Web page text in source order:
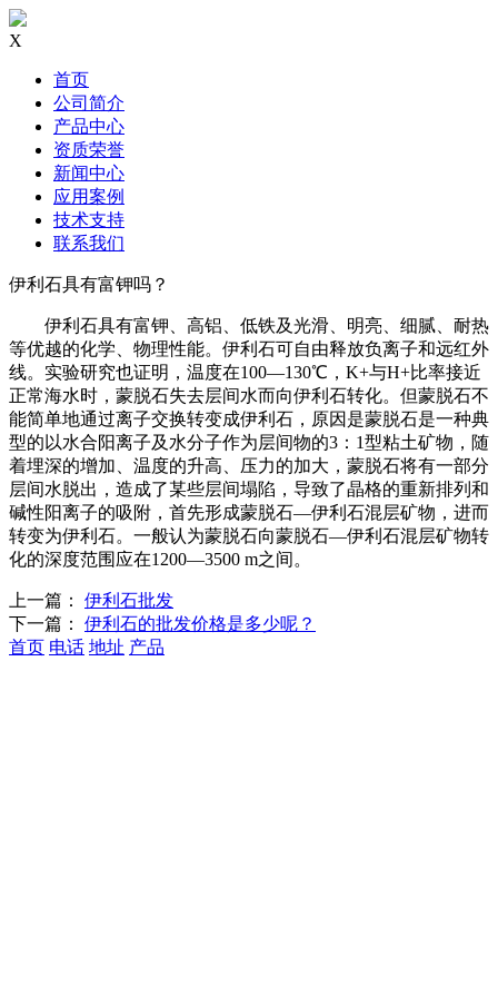
X
首页
公司简介
产品中心
资质荣誉
新闻中心
应用案例
技术支持
联系我们
伊利石具有富钾吗？
伊利石具有富钾、高铝、低铁及光滑、明亮、细腻、耐热
等优越的化学、物理性能。伊利石可自由释放负离子和远红外
线。实验研究也证明，温度在100—130℃，K+与H+比率接近
正常海水时，蒙脱石失去层间水而向伊利石转化。但蒙脱石不
能简单地通过离子交换转变成伊利石，原因是蒙脱石是一种典
型的以水合阳离子及水分子作为层间物的3：1型粘土矿物，随
着埋深的增加、温度的升高、压力的加大，蒙脱石将有一部分
层间水脱出，造成了某些层间塌陷，导致了晶格的重新排列和
碱性阳离子的吸附，首先形成蒙脱石—伊利石混层矿物，进而
转变为伊利石。一般认为蒙脱石向蒙脱石—伊利石混层矿物转
化的深度范围应在1200—3500 m之间。
上一篇： 伊利石批发
下一篇： 伊利石的批发价格是多少呢？
首页 电话 地址 产品